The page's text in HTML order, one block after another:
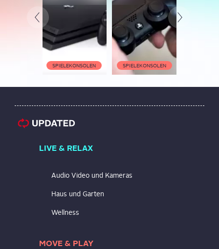
SPIELEKONSOLEN SPIELEKONSOLEN
LIVE & RELAX
Audio Video und Kameras
Haus und Garten
Wellness
MOVE & PLAY